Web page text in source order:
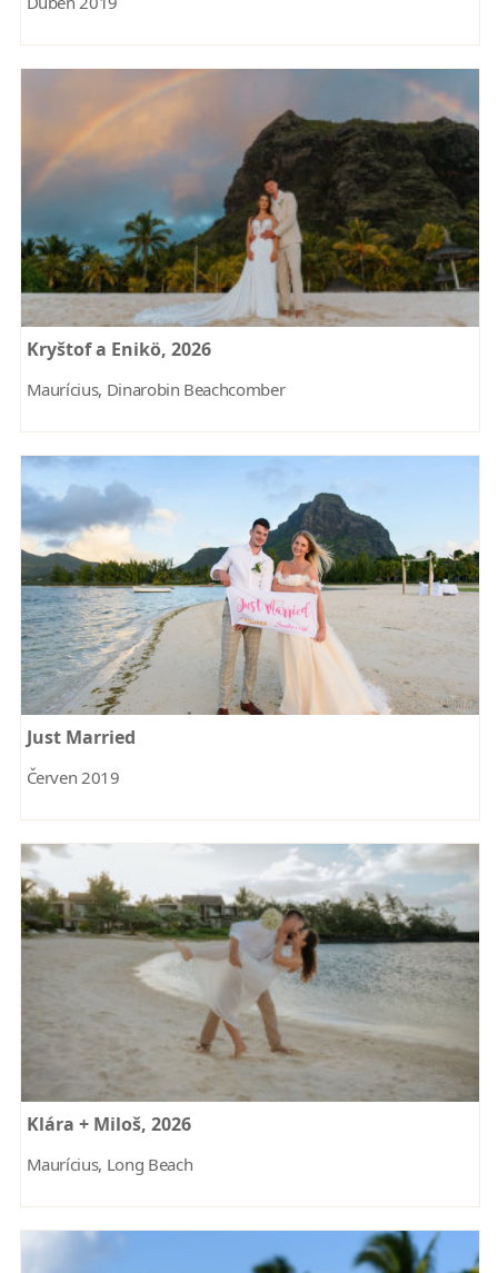
Kryštof a Enikö, 2026
Maurícius, Dinarobin Beachcomber
Just Married
Červen 2019
Klára + Miloš, 2026
Maurícius, Long Beach